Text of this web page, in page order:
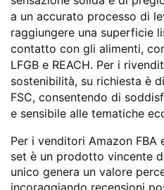
a un accurato processo di
raggiungere una superficie
contatto con gli alimenti,
LFGB e REACH. Per i
sostenibilità, su richiesta è
FSC, consentendo di
e sensibile alle tematiche
Per i venditori Amazon
set è un prodotto vincente
unico genera un valore